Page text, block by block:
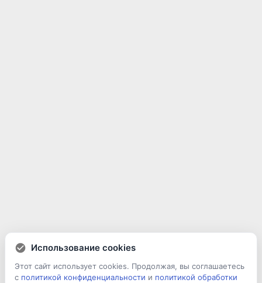
Использование cookies
Этот сайт использует cookies. Продолжая, вы соглашаетесь
с политикой конфиденциальности и политикой обработки